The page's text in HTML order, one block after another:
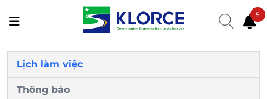
5
Lịch làm việc
Thông báo